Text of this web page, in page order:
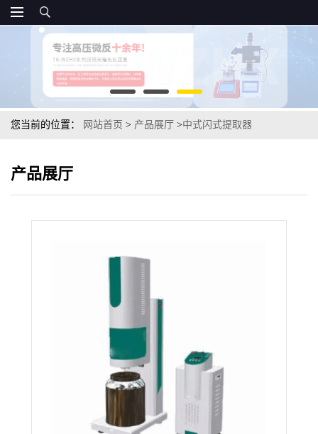
您当前的位置： 网站首页 > 产品展厅 >中式闪式提取器
产品展厅